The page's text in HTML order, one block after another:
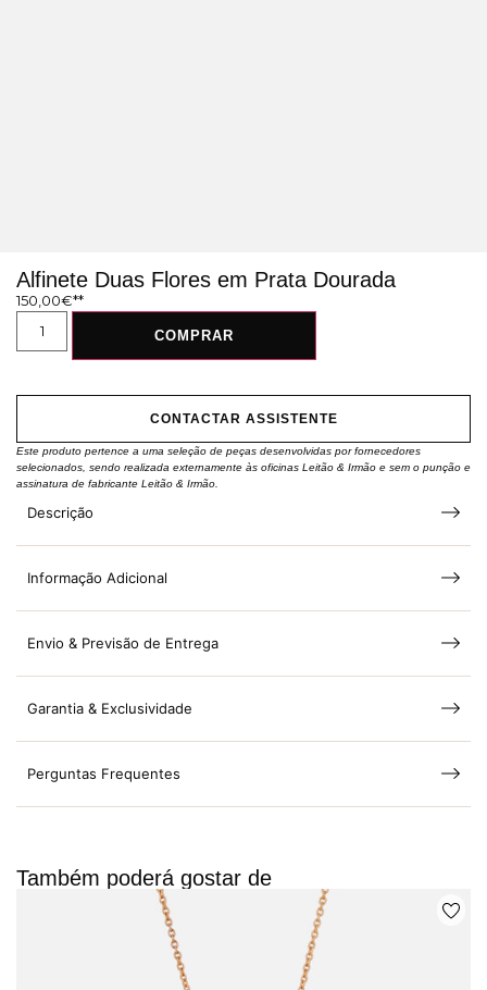
Alfinete Duas Flores em Prata Dourada
150,00€
COMPRAR
CONTACTAR ASSISTENTE
Este produto pertence a uma seleção de peças desenvolvidas por fornecedores
selecionados, sendo realizada externamente às oficinas Leitão & Irmão e sem o punção e
assinatura de fabricante Leitão & Irmão.
Descrição
Informação Adicional
Envio & Previsão de Entrega
Garantia & Exclusividade
Perguntas Frequentes
Também poderá gostar de